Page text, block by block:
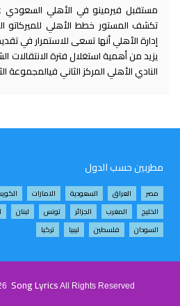
مستقبل فيرمينو في الأهلي السعودي
تكشف المستور خطط الأهلي
إدارة الأهلي أنها تسعى للاستمرار في
يزيد من أهمية استغلال فترة الانتقالات
النادي الأهلي المركز الثاني فيالمجموعة
مطربين حسب الدول
مصر العراق السعودية الامارات
الخليج
المغرب الجزائر تونس لبنان
السودان
فلسطين ليبيا تركيا
Song Lyrics All Rights Reserved